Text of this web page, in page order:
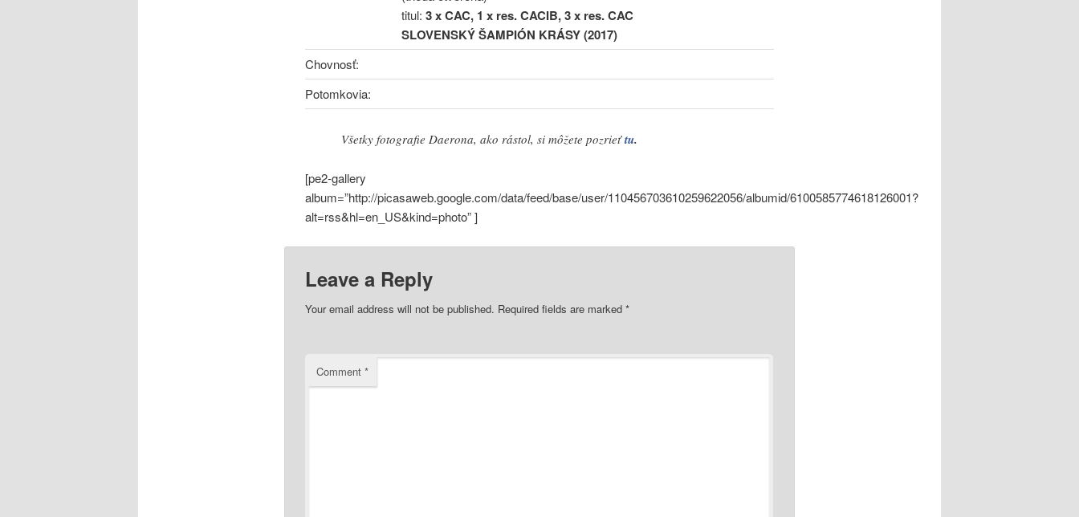
titul: 3 x CAC, 1 x res. CACIB, 3 x res. CAC
SLOVENSKÝ ŠAMPIÓN KRÁSY (2017)
Chovnosť:
Potomkovia:
Všetky fotografie Daerona, ako rástol, si môžete pozrieťtu.
[pe2-gallery
album=”http://picasaweb.google.com/data/feed/base/user/110456703610259622056/albumid/6100585774618126001?
alt=rss&hl=en_US&kind=photo” ]
Leave a Reply
Your email address will not be published. Required fields are marked *
Comment *